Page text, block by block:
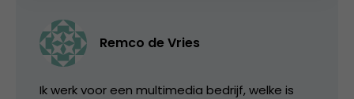
Remco de Vries
Ik werk voor een multimedia bedrijf, welke is